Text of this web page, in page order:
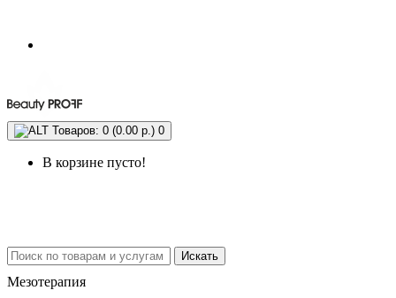
Товаров: 0 (0.00 р.) 0
В корзине пусто!
Искать
Мезотерапия